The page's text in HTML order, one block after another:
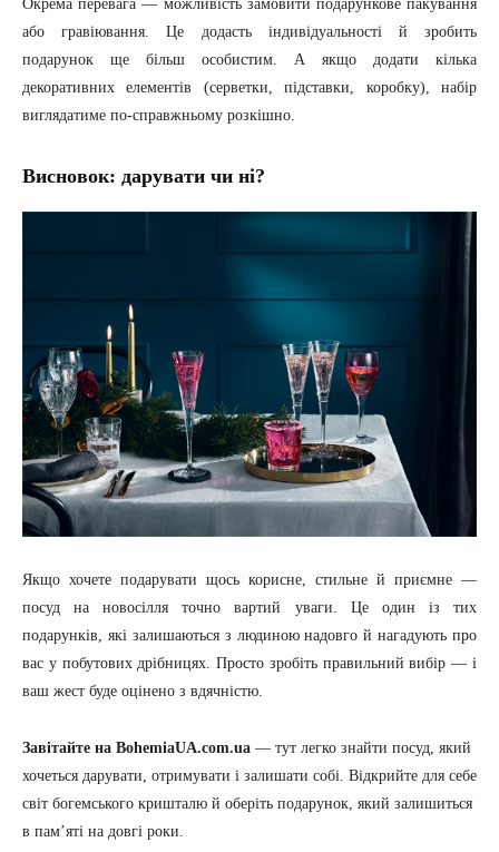
Окрема перевага — можливість замовити подарункове пакування
або гравіювання. Це додасть індивідуальності й зробить
подарунок ще більш особистим. А якщо додати кілька
декоративних елементів (серветки, підставки, коробку), набір
виглядатиме по-справжньому розкішно.
Висновок: дарувати чи ні?
Якщо хочете подарувати щось корисне, стильне й приємне —
посуд на новосілля точно вартий уваги. Це один із тих
подарунків, які залишаються з людиною надовго й нагадують про
вас у побутових дрібницях. Просто зробіть правильний вибір — і
ваш жест буде оцінено з вдячністю.
Завітайте на BohemiaUA.com.ua — тут легко знайти посуд, який
хочеться дарувати, отримувати і залишати собі. Відкрийте для себе
світ богемського кришталю й оберіть подарунок, який залишиться
в пам’яті на довгі роки.